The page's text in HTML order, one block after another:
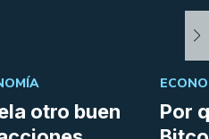
otro buen
Por